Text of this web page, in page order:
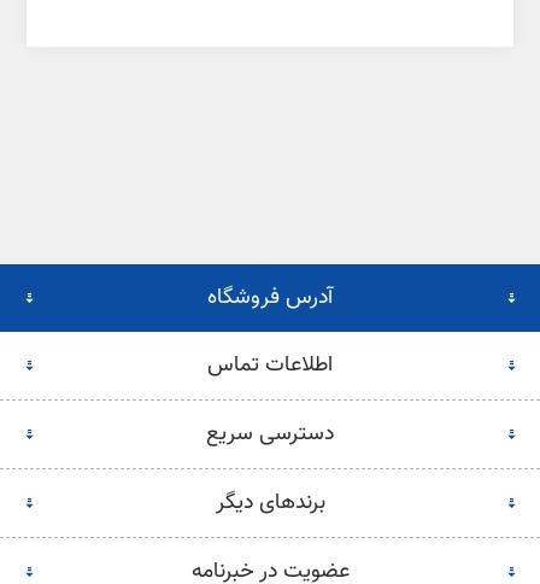
آدرس فروشگاه
اطلاعات تماس
دسترسی سریع
برندهای دیگر
عضویت در خبرنامه